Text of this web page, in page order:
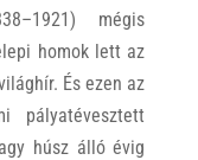
mégis
homok lett az
És ezen az
pályatévesztett
húsz álló évig